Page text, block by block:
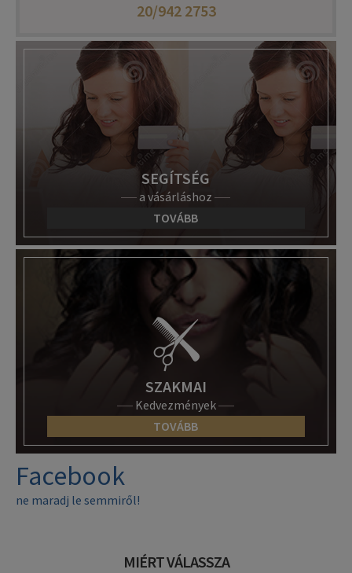
20/942 2753
SEGÍTSÉG
a vásárláshoz
TOVÁBB
SZAKMAI
Kedvezmények
TOVÁBB
Facebook
ne maradj le semmiről!
MIÉRT VÁLASSZA